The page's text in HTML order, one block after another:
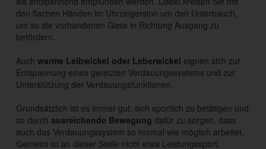
den flachen Händen im Uhrzeigersinn um den Unterbauch,
um so die vorhandenen Gase in Richtung Ausgang zu
befördern.
Auch warme Leibwickel oder Leberwickel eignen sich zur
Entspannung eines gereizten Verdauungssystems und zur
Unterstützung der Verdauungsfunktionen.
Grundsätzlich ist es immer gut, sich sportlich zu betätigen und
so durch ausreichende Bewegung dafür zu sorgen, dass
auch das Verdauungssystem so normal wie möglich arbeitet.
Gemeint ist an dieser Stelle nicht etwa Leistungssport,